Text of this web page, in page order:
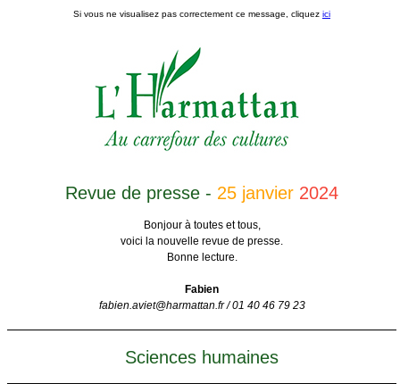
Si vous ne visualisez pas correctement ce message, cliquez ici
Revue de presse - 25 janvier 2024
Bonjour à toutes et tous,
voici la nouvelle revue de presse.
Bonne lecture.
Fabien
fabien.aviet@harmattan.fr / 01 40 46 79 23
Sciences humaines